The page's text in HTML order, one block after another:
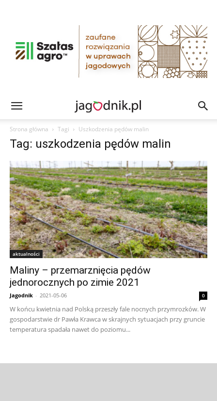
Strona główna Tagi Uszkodzenia pędów malin
Tag: uszkodzenia pędów malin
aktualności
Maliny – przemarznięcia pędów
jednorocznych po zimie 2021
Jagodnik - 2021-05-06 0
W końcu kwietnia nad Polską przeszły fale nocnych przymrozków. W
gospodarstwie dr Pawła Krawca w skrajnych sytuacjach przy gruncie
temperatura spadała nawet do poziomu...